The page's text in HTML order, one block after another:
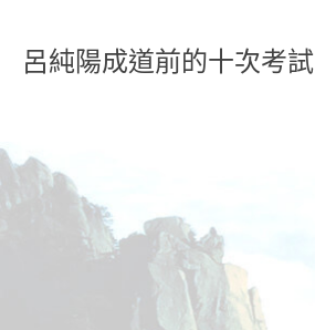
呂純陽成道前的十次考試